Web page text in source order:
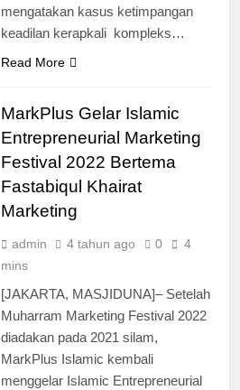
mengatakan kasus ketimpangan
keadilan kerapkali kompleks…
Read More
MarkPlus Gelar Islamic
Entrepreneurial Marketing
Festival 2022 Bertema
Fastabiqul Khairat
Marketing
admin 4 tahun ago 0
4
mins
[JAKARTA, MASJIDUNA]– Setelah
Muharram Marketing Festival 2022
diadakan pada 2021 silam,
MarkPlus Islamic kembali
menggelar Islamic Entrepreneurial